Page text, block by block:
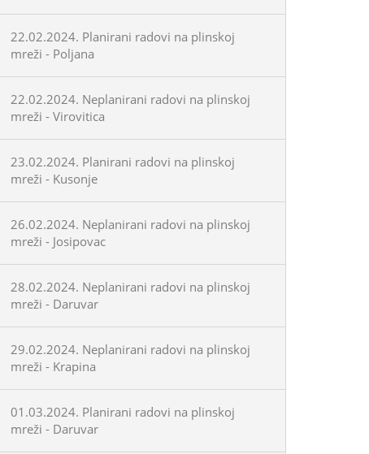
22.02.2024. Planirani radovi na plinskoj
mreži - Poljana
22.02.2024. Neplanirani radovi na plinskoj
mreži - Virovitica
23.02.2024. Planirani radovi na plinskoj
mreži - Kusonje
26.02.2024. Neplanirani radovi na plinskoj
mreži - Josipovac
28.02.2024. Neplanirani radovi na plinskoj
mreži - Daruvar
29.02.2024. Neplanirani radovi na plinskoj
mreži - Krapina
01.03.2024. Planirani radovi na plinskoj
mreži - Daruvar